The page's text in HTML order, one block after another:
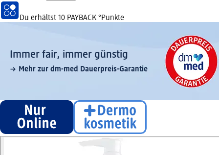
Du erhältst 10 PAYBACK °Punkte
Immer fair,­ immer günstig
Mehr zur dm-med Dauerpreis-Garantie